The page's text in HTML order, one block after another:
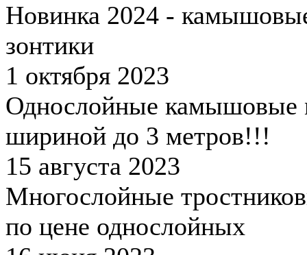
Новинка 2024 -
зонтики
1 октября 2023
Однослойные камышовые
шириной до 3 метров!!!
15 августа 2023
Многослойные
по цене однослойных